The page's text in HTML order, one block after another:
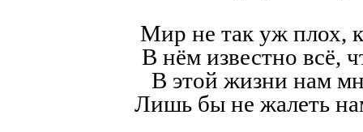
Мир не так уж плох,
В нём известно всё,
В этой жизни нам
Лишь бы не жалеть